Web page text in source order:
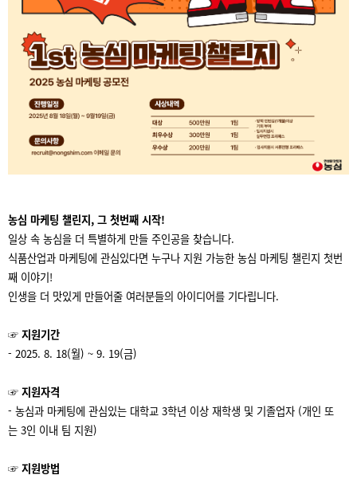
농심 마케팅 챌린지, 그 첫번째 시작!
일상 속 농심을 더 특별하게 만들 주인공을 찾습니다.
식품산업과 마케팅에 관심있다면 누구나 지원 가능한 농심 마케팅 챌린지 첫번
째 이야기!
인생을 더 맛있게 만들어줄 여러분들의 아이디어를 기다립니다.
☞ 지원기간
- 2025. 8. 18(월) ~ 9. 19(금)
☞ 지원자격
- 농심과 마케팅에 관심있는 대학교 3학년 이상 재학생 및 기졸업자 (개인 또
는 3인 이내 팀 지원)
☞ 지원방법